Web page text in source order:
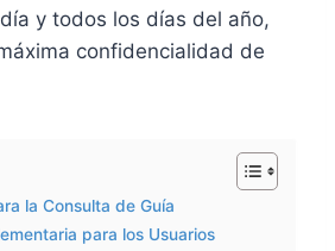
y todos los días del año,
confidencialidad de
la Consulta de Guía
para los Usuarios